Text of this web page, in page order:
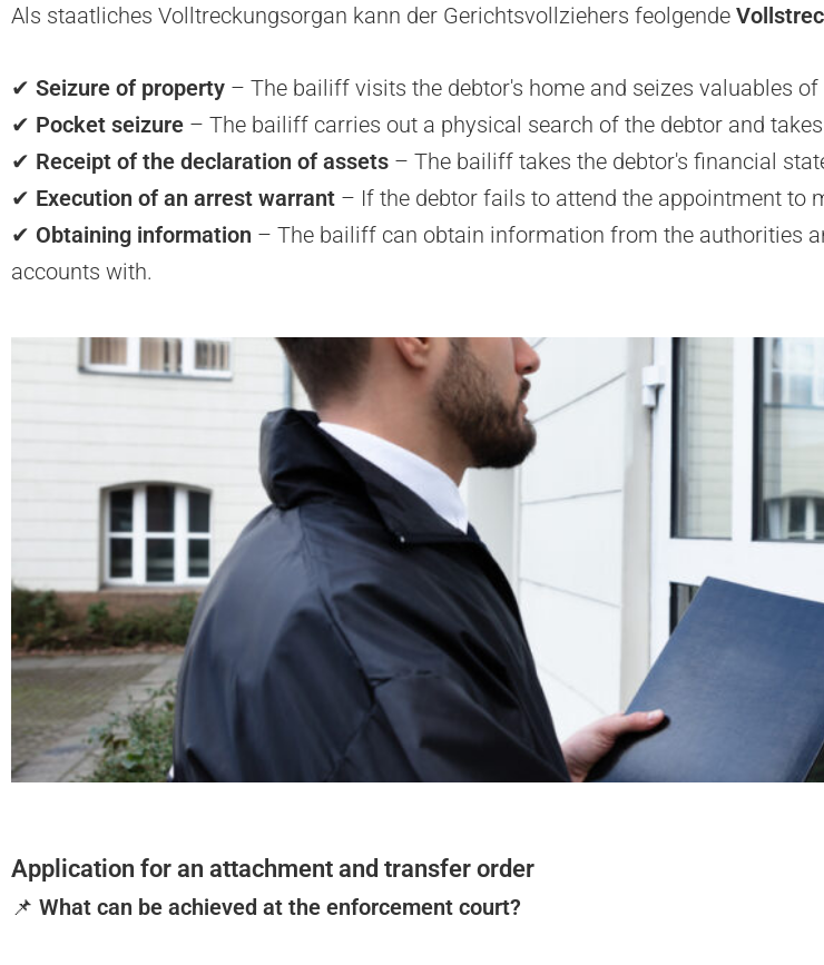
Als staatliches Volltreckungsorgan kann der Gerichtsvollziehers feolgende
✔ Seizure of property – The bailiff visits the debtor's home and seizes valuables of
✔ Pocket seizure – The bailiff carries out a physical search of the debtor and
✔ Receipt of the declaration of assets – The bailiff takes the debtor's financial
✔ Execution of an arrest warrant – If the debtor fails to attend the appointment to
✔ Obtaining information – The bailiff can obtain information from the authorities
accounts with.
Application for an attachment and transfer order
📌 What can be achieved at the enforcement court?